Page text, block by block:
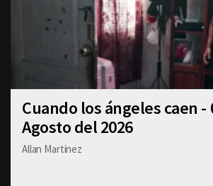
Cuando los ángeles caen -
Agosto del 2026
Allan Martinez